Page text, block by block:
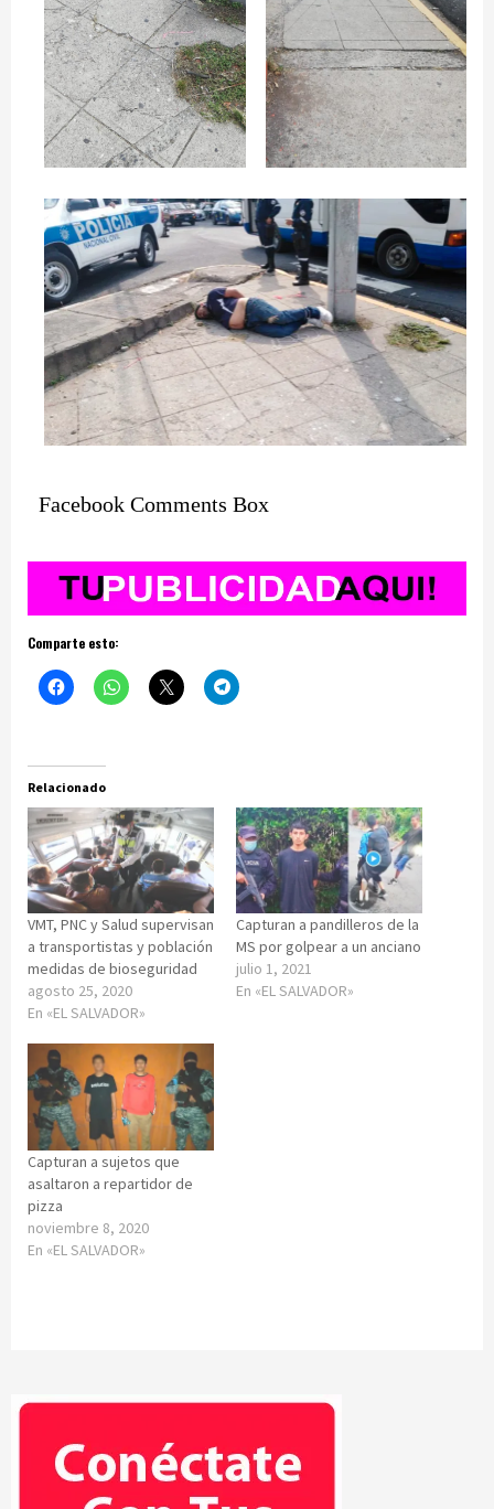
Facebook Comments Box
Comparte esto:
Relacionado
VMT, PNC y Salud supervisan
a transportistas y población
medidas de bioseguridad
agosto 25, 2020
En «EL SALVADOR»
Capturan a pandilleros de la
MS por golpear a un anciano
julio 1, 2021
En «EL SALVADOR»
Capturan a sujetos que
asaltaron a repartidor de
pizza
noviembre 8, 2020
En «EL SALVADOR»